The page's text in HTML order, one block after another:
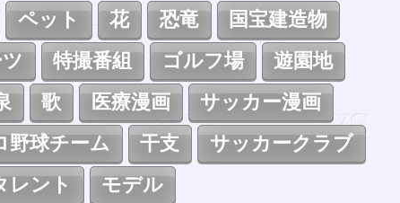
ペット 花 恐竜
国宝建造物
特撮番組 ゴルフ場
遊園地
歌 医療漫画
サッカー漫画
野球チーム 干支
サッカークラブ
レント モデル